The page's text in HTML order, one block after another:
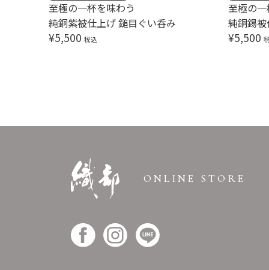
純銅紫被仕上げ 鎚目ぐい呑み
¥5,500 税込
至極の一杯を味わう
純銅錫
¥5,500
至極の
ONLINE STORE